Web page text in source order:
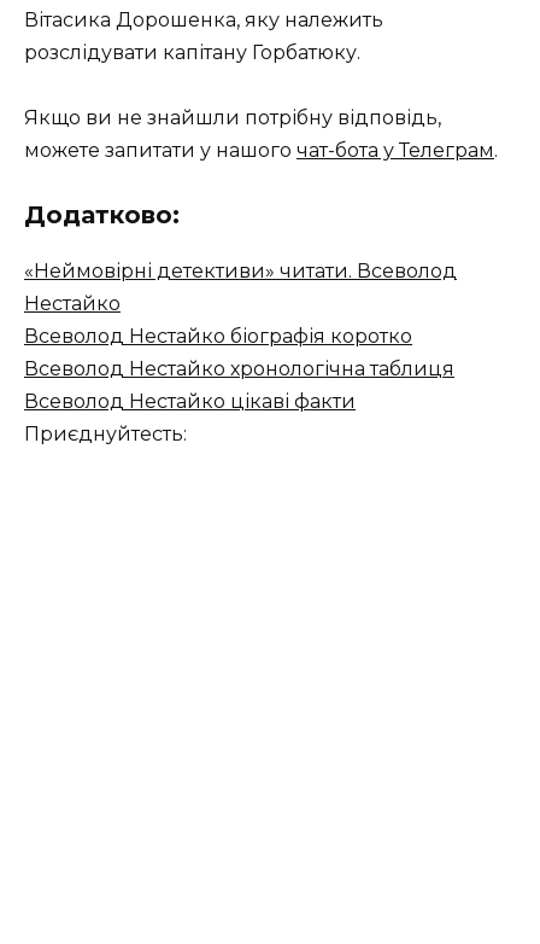
Вітасика Дорошенка, яку належить
розслідувати капітану Горбатюку.
Якщо ви не знайшли потрібну відповідь,
можете запитати у нашого чат-бота у Телеграм.
Додатково:
«Неймовірні детективи» читати. Всеволод
Нестайко
Всеволод Нестайко біографія коротко
Всеволод Нестайко хронологічна таблиця
Всеволод Нестайко цікаві факти
Приєднуйтесть: